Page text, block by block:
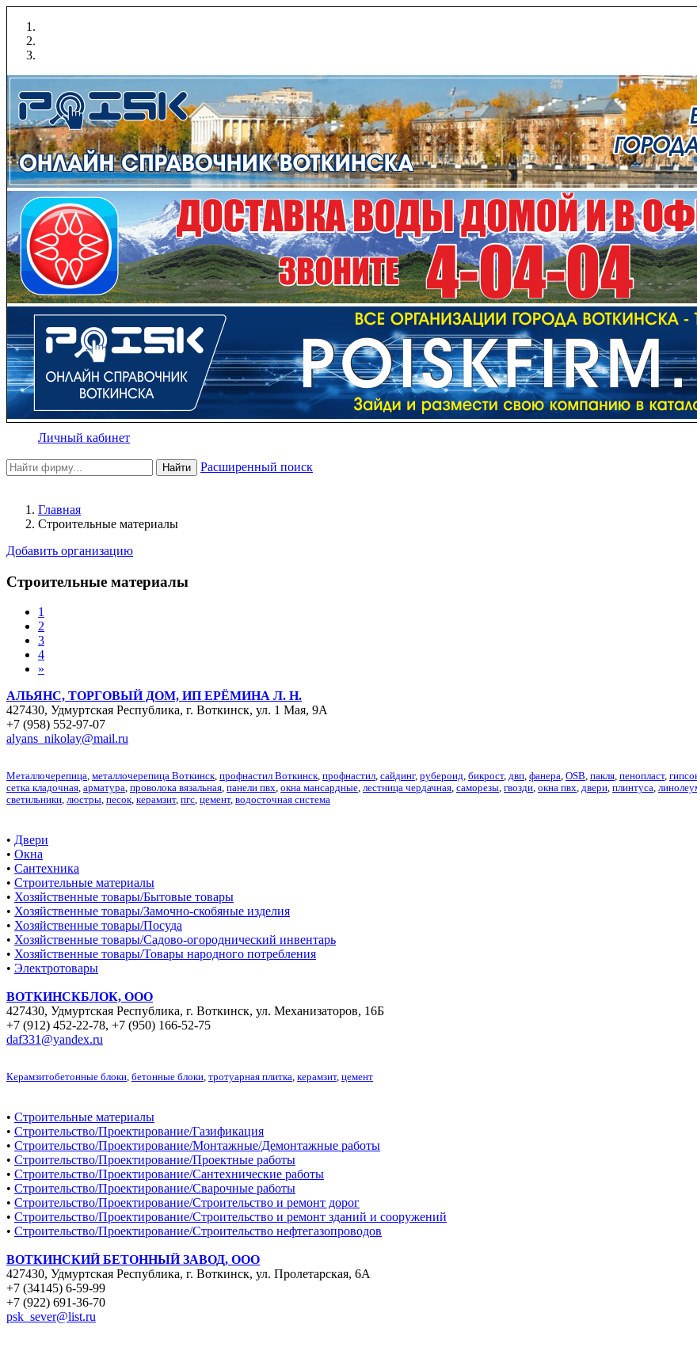
Личный кабинет
Найти Расширенный поиск
Главная
Строительные материалы
Добавить организацию
Строительные материалы
1
2
3
4
»
АЛЬЯНС, ТОРГОВЫЙ ДОМ, ИП ЕРЁМИНА Л. Н.
427430, Удмуртская Республика, г. Воткинск, ул. 1 Мая, 9А
+7 (958) 552-97-07
alyans_nikolay@mail.ru
Металлочерепица, металлочерепица Воткинск, профнастил Воткинск, профнастил, сайдинг, рубероид, бикрост, двп, фанера, OSB, пакля, пенопласт,
сетка кладочная, арматура, проволока вязальная, панели пвх, окна мансардные, лестница чердачная, саморезы, гвозди, окна пвх, двери, плинтуса,
светильники, люстры, песок, керамзит, пгс, цемент, водосточная система
• Двери
• Окна
• Сантехника
• Строительные материалы
• Хозяйственные товары/Бытовые товары
• Хозяйственные товары/Замочно-скобяные изделия
• Хозяйственные товары/Посуда
• Хозяйственные товары/Садово-огороднический инвентарь
• Хозяйственные товары/Товары народного потребления
• Электротовары
ВОТКИНСКБЛОК, ООО
427430, Удмуртская Республика, г. Воткинск, ул. Механизаторов, 16Б
+7 (912) 452-22-78, +7 (950) 166-52-75
daf331@yandex.ru
Керамзитобетонные блоки бетонные блоки тротуарная плитка керамзит, цемент
• Строительные материалы
• Строительство/Проектирование/Газификация
• Строительство/Проектирование/Монтажные/Демонтажные работы
• Строительство/Проектирование/Проектные работы
• Строительство/Проектирование/Сантехнические работы
• Строительство/Проектирование/Сварочные работы
• Строительство/Проектирование/Строительство и ремонт дорог
• Строительство/Проектирование/Строительство и ремонт зданий и сооружений
• Строительство/Проектирование/Строительство нефтегазопроводов
ВОТКИНСКИЙ БЕТОННЫЙ ЗАВОД, ООО
427430, Удмуртская Республика, г. Воткинск, ул. Пролетарская, 6А
+7 (34145) 6-59-99
+7 (922) 691-36-70
psk_sever@list.ru